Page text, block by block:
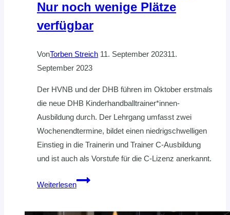
Nur noch wenige Plätze
verfügbar
VonTorben Streich 11. September 202311.
September 2023
Der HVNB und der DHB führen im Oktober erstmals
die neue DHB Kinderhandballtrainer*innen-
Ausbildung durch. Der Lehrgang umfasst zwei
Wochenendtermine, bildet einen niedrigschwelligen
Einstieg in die Trainerin und Trainer C-Ausbildung
und ist auch als Vorstufe für die C-Lizenz anerkannt.
Weiterlesen
DHB